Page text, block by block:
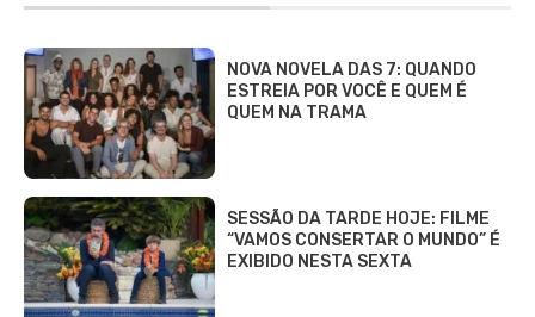
NOVA NOVELA DAS 7: QUANDO
ESTREIA POR VOCÊ E QUEM É
QUEM NA TRAMA
SESSÃO DA TARDE HOJE: FILME
“VAMOS CONSERTAR O MUNDO” É
EXIBIDO NESTA SEXTA